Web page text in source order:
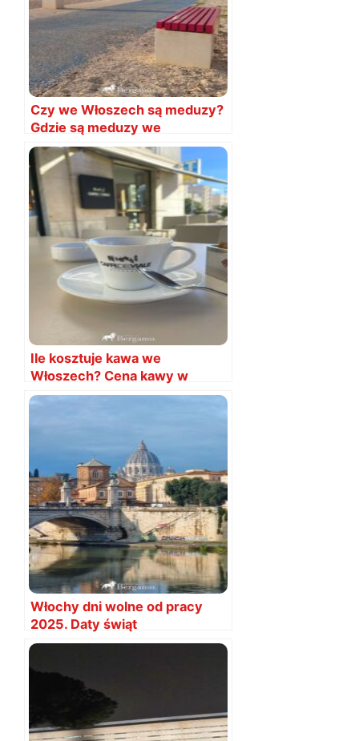
Czy we Włoszech są meduzy?
Gdzie są meduzy we
Włoszech?
Ile kosztuje kawa we
Włoszech? Cena kawy w
kawiarni
Włochy dni wolne od pracy
2025. Daty świąt